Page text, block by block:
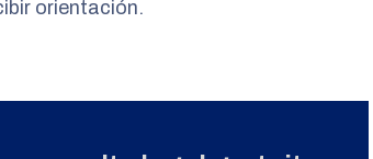
orientación.